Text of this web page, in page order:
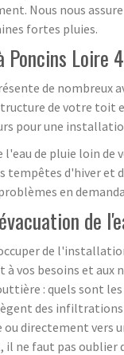
Nous nous
fortes pluies.
Loire
de nombreux
de votre
pour une
de pluie loin
tempêtes d'hiver et
en
de
de
à vos besoins et
: quels sont
des
ou directement
ne faut pas